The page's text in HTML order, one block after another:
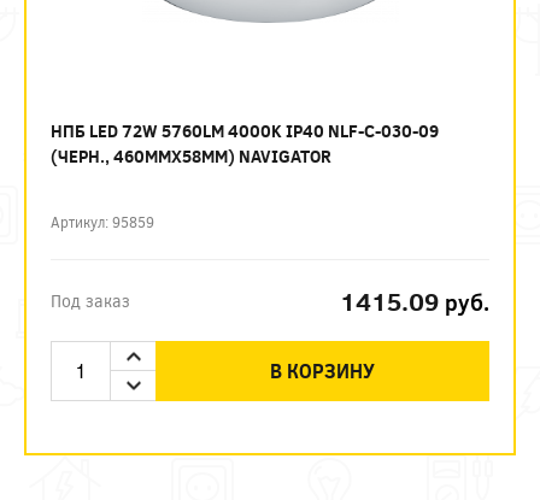
НПБ LED 72W 5760LM 4000K IP40 NLF-C-030-09
(ЧЕРН., 460ММХ58ММ) NAVIGATOR
Артикул: 95859
Под заказ 1415.09 руб.
В КОРЗИНУ